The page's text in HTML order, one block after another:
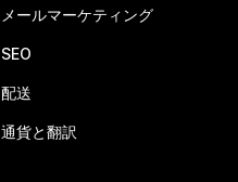
メールマーケティング
SEO
配送
通貨と翻訳